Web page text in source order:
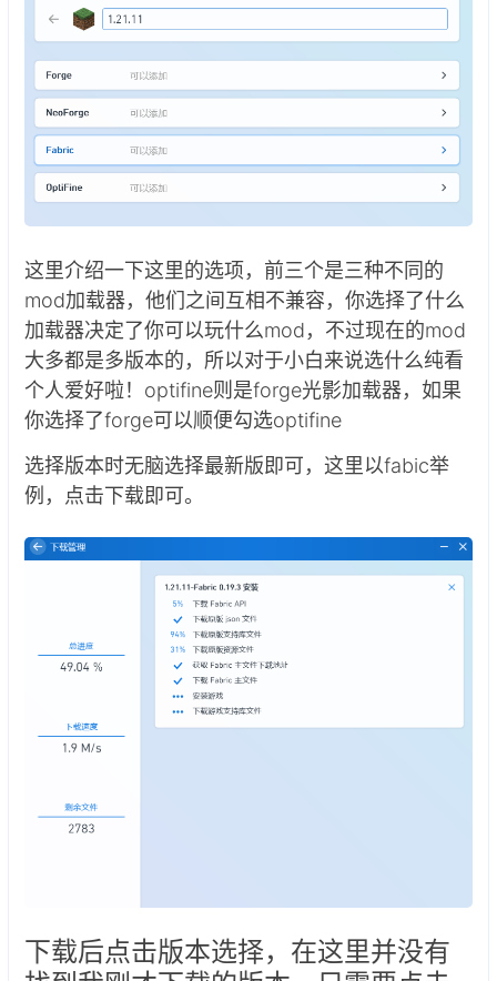
这里介绍一下这里的选项，前三个是三种不同的
mod加载器，他们之间互相不兼容，你选择了什么
加载器决定了你可以玩什么mod，不过现在的mod
大多都是多版本的，所以对于小白来说选什么纯看
个人爱好啦！optifine则是forge光影加载器，如果
你选择了forge可以顺便勾选optifine
选择版本时无脑选择最新版即可，这里以fabic举
例，点击下载即可。
下载后点击版本选择，在这里并没有